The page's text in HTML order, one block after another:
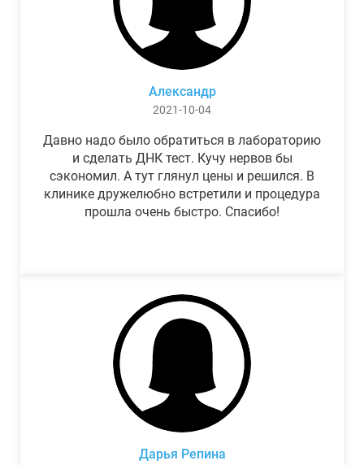
Александр
2021-10-04
Давно надо было обратиться в лабораторию
и сделать ДНК тест. Кучу нервов бы
сэкономил. А тут глянул цены и решился. В
клинике дружелюбно встретили и процедура
прошла очень быстро. Спасибо!
Дарья Репина